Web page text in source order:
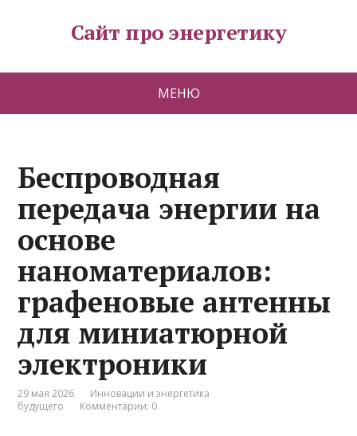
Сайт про энергетику
МЕНЮ
Беспроводная
передача энергии на
основе
наноматериалов:
графеновые антенны
для миниатюрной
электроники
29 мая 2026
Инновации и энергетика
будущего
Комментарии: 0